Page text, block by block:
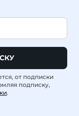
от подписки
подписку,
.